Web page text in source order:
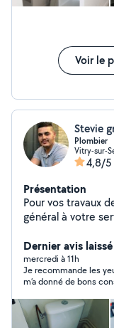
Voir le
Stevie
Plombier
Vitry-sur-
4,8/5
Présentation
Pour vos travaux
général à votre service . Je suis plombier de
effectuer sur mon
mon profil si je ne
Dernier avis
mercredi à 11h
Je recommande les
m’a donné de bons conseils. Problème de